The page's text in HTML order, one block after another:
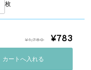
枚
¥1,780 ¥783